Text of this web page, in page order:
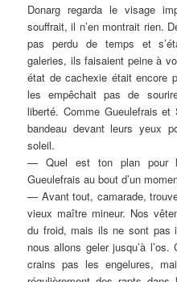
Donarg regarda le visage
souffrait, il n’en montrait rien.
pas perdu de temps et
galeries, ils faisaient peine à
état de cachexie était encore
les empêchait pas de
liberté. Comme Gueulefrais
bandeau devant leurs yeux
soleil.
— Quel est ton plan pour
Gueulefrais au bout d’un
— Avant tout, camarade,
vieux maître mineur. Nos
du froid, mais ils ne sont pas
nous allons geler jusqu’à
crains pas les engelures,